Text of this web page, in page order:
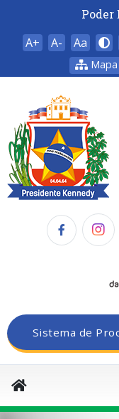
A+ A- Aa
Mapa
Sistema de